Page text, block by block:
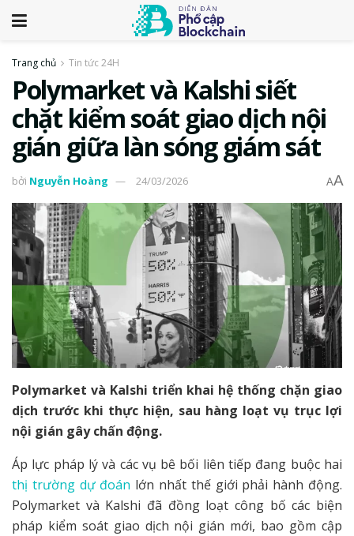
Trang chủ Tin tức 24H
Polymarket và Kalshi siết
chặt kiểm soát giao dịch nội
gián giữa làn sóng giám sát
bởi Nguyễn Hoàng 24/03/2026 AA
Polymarket và Kalshi triển khai hệ thống chặn giao
dịch trước khi thực hiện, sau hàng loạt vụ trục lợi
nội gián gây chấn động.
Áp lực pháp lý và các vụ bê bối liên tiếp đang buộc hai
thị trường dự đoán lớn nhất thế giới phải hành động.
Polymarket và Kalshi đã đồng loạt công bố các biện
pháp kiểm soát giao dịch nội gián mới, bao gồm cập